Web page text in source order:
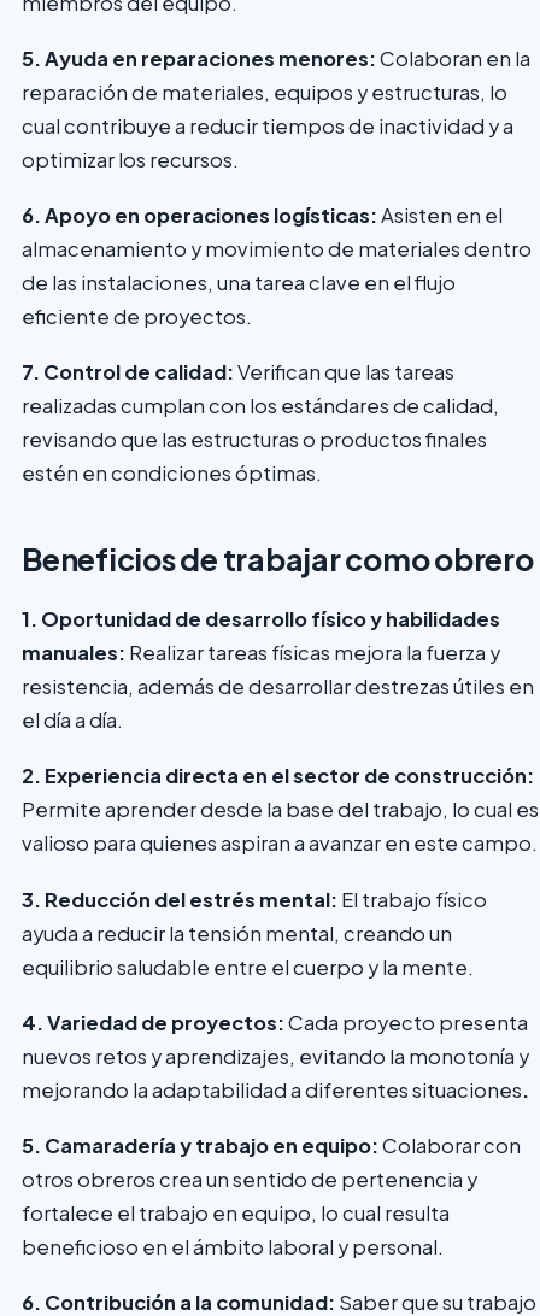
5. Ayuda en reparaciones menores:Colaboran en la
reparación de materiales, equipos y estructuras, lo
cual contribuye a reducir tiempos de inactividad y a
optimizar los recursos.
6. Apoyo en operaciones logísticas:Asisten en el
almacenamiento y movimiento de materiales dentro
de las instalaciones, una tarea clave en el flujo
eficiente de proyectos.
7. Control de calidad:Verifican que las tareas
realizadas cumplan con los estándares de calidad,
revisando que las estructuras o productos finales
estén en condiciones óptimas.
Beneficios de trabajar como obrero
1. Oportunidad de desarrollo físico y habilidades
manuales: Realizar tareas físicas mejora la fuerza y
resistencia, además de desarrollar destrezas útiles en
el día a día.
2. Experiencia directa en el sector de construcción:
Permite aprender desde la base del trabajo, lo cual es
valioso para quienes aspiran a avanzar en este campo.
3. Reducción del estrés mental: El trabajo físico
ayuda a reducir la tensión mental, creando un
equilibrio saludable entre el cuerpo y la mente.
4. Variedad de proyectos:Cada proyecto presenta
nuevos retos y aprendizajes, evitando la monotonía y
mejorando la adaptabilidad a diferentes situaciones.
5. Camaradería y trabajo en equipo:Colaborar con
otros obreros crea un sentido de pertenencia y
fortalece el trabajo en equipo, lo cual resulta
beneficioso en el ámbito laboral y personal.
6. Contribución a la comunidad: Saber que su trabajo